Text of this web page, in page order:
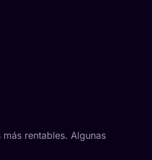
rentables. Algunas